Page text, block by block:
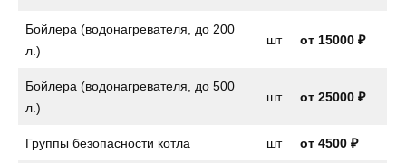
Бойлера (водонагревателя, до 200
л.)
шт от 15000 ₽
Бойлера (водонагревателя, до 500
л.)
шт от 25000 ₽
Группы безопасности котла шт от 4500 ₽